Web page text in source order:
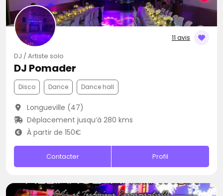
11 avis
DJ / Artiste solo
DJ Pomader
Disco Dance Dance hall
Longueville (47)
Déplacement jusqu’à 280 kms
À partir de 150€
Contacter Profil